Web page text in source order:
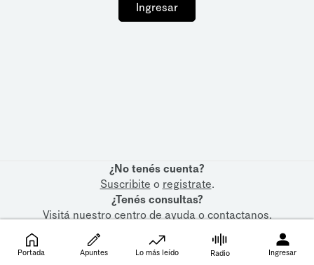
Ingresar
¿No tenés cuenta?
Suscribite o registrate.
¿Tenés consultas?
Visitá nuestrocentro de ayudaocontactanos.
Portada Apuntes Lo más leído Radio Ingresar